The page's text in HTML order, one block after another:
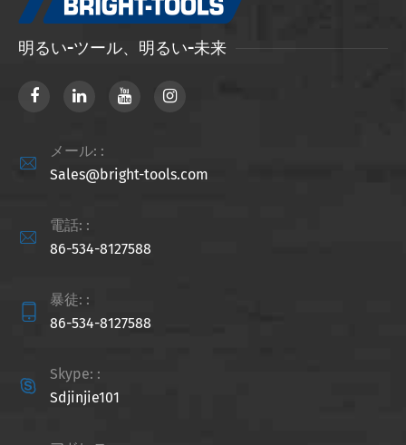
明るい-ツール、明るい-未来

メール: :
Sales@bright-tools.com

電話: :
86-534-8127588

暴徒: :
86-534-8127588

Skype: :
Sdjinjie101